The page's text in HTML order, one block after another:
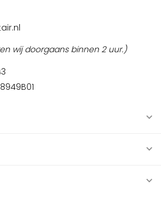
wij doorgaans binnen 2 uur.)